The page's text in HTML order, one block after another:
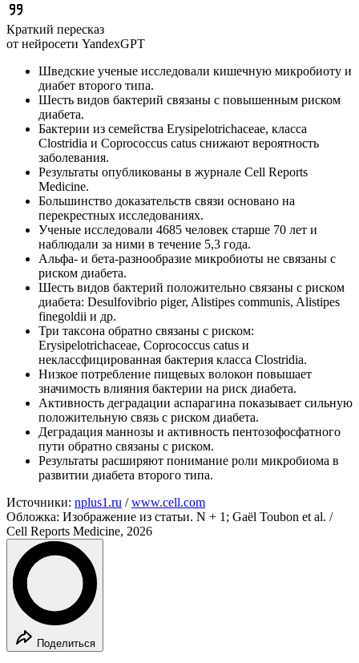
Краткий пересказ
от нейросети YandexGPT
Шведские ученые исследовали кишечную микробиоту и
диабет второго типа.
Шесть видов бактерий связаны с повышенным риском
диабета.
Бактерии из семейства Erysipelotrichaceae, класса
Clostridia и Coprococcus catus снижают вероятность
заболевания.
Результаты опубликованы в журнале Cell Reports
Medicine.
Большинство доказательств связи основано на
перекрестных исследованиях.
Ученые исследовали 4685 человек старше 70 лет и
наблюдали за ними в течение 5,3 года.
Альфа- и бета-разнообразие микробиоты не связаны с
риском диабета.
Шесть видов бактерий положительно связаны с риском
диабета: Desulfovibrio piger, Alistipes communis, Alistipes
finegoldii и др.
Три таксона обратно связаны с риском:
Erysipelotrichaceae, Coprococcus catus и
неклассфицированная бактерия класса Clostridia.
Низкое потребление пищевых волокон повышает
значимость влияния бактерии на риск диабета.
Активность деградации аспарагина показывает сильную
положительную связь с риском диабета.
Деградация маннозы и активность пентозофосфатного
пути обратно связаны с риском.
Результаты расширяют понимание роли микробиома в
развитии диабета второго типа.
Источники: nplus1.ru /www.cell.com
Обложка: Изображение из статьи. N + 1; Gaël Toubon et al. /
Cell Reports Medicine, 2026
Поделиться